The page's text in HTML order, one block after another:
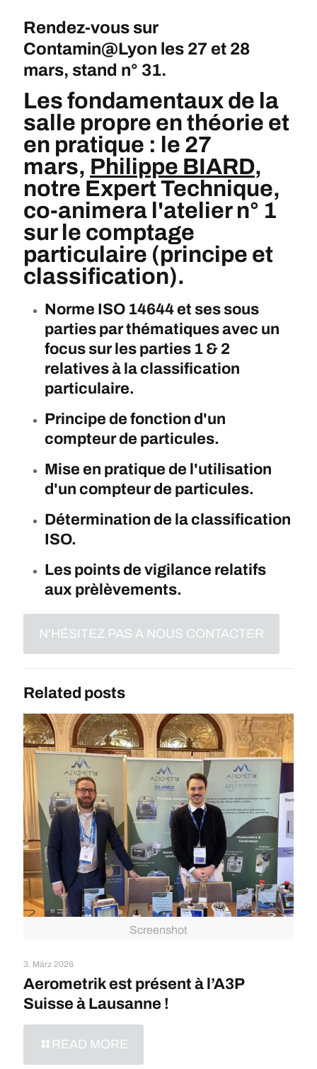
Rendez-vous sur
Contamin@Lyon les 27 et 28
mars, stand n° 31.
Les fondamentaux de la
salle propre en théorie et
en pratique : le 27
mars, Philippe BIARD,
notre Expert Technique,
co-animera l'atelier n° 1
sur le comptage
particulaire (principe et
classification).
Norme ISO 14644 et ses sous
parties par thématiques avec un
focus sur les parties 1 & 2
relatives à la classification
particulaire.
Principe de fonction d'un
compteur de particules.
Mise en pratique de l'utilisation
d'un compteur de particules.
Détermination de la classification
ISO.
Les points de vigilance relatifs
aux prèlèvements.
N'HÉSITEZ PAS A NOUS CONTACTER
Related posts
Screenshot
3. März 2026
Aerometrik est présent à l’A3P
Suisse à Lausanne !
READ MORE